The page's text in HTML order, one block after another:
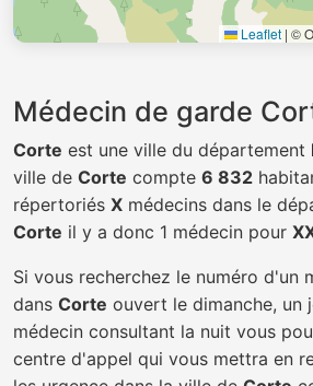
Leaflet | ©
Médecin de garde
Corte est une ville du département
ville de Corte compte 6 832
répertoriés X médecins dans le
Corte il y a donc 1 médecin pour
Si vous recherchez le numéro d'un
dans Corte ouvert le dimanche, un
médecin consultant la nuit vous
centre d'appel qui vous mettra en